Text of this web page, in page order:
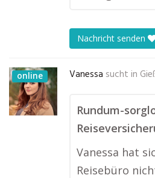
Nachricht senden
online Vanessa sucht in
Rundum-
Vanessa hat
Reisebüro